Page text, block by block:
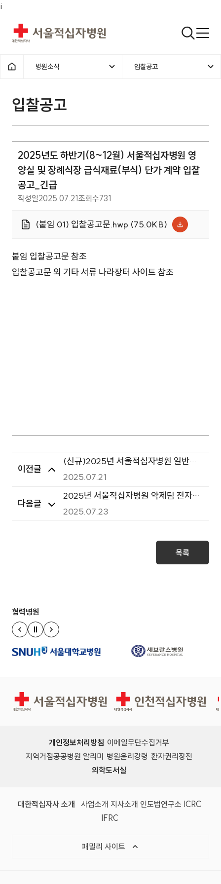
i
서울적십자병원 검색열기
홈으로 1차메뉴
병원소식 2차메뉴
입찰공고
입찰공고 | 병원소식 | 2025년도
입찰공고
2025년도 하반기(8~12월) 서울적십자병원 영
양실 및 장례식장 급식재료(부식) 단가 계약 입찰
공고_긴급
작성일2025.07.21조회수731
(붙임 01) 입찰공고문.hwp (75.0KB)
붙임 입찰공고문 참조
입찰공고문 외 기타 서류 나라장터 사이트 참조
이전글
(신규)2025년 서울적십자병원 일반우
유 등 8종 연간 구매 계약
2025.07.21
다음글
2025년 서울적십자병원 약제팀 전자동
약품분배캐비넷 구매 입찰공고(2차 재
2025.07.23
목록
협력병원
이전 슬라이드
정지
다음 슬라이드
서울적십자병원 인천적십자병원
개인정보처리방침 이메일무단수집거부
지역거점공공병원 알리미 병원윤리강령 환자권리장전
의학도서실
대한적십자사 소개 (새 창)
사업소개 (새 창)
지사소개 (새 창)
인도법연구소 (새 창)
ICRC(국제
IFRC(국제적십자사연맹, 새 창)
패밀리 사이트 목록 열기